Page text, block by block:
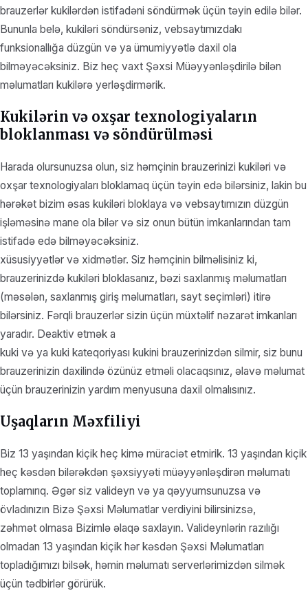
brauzerlər kukilərdən istifadəni söndürmək üçün təyin edilə bilər.
Bununla belə, kukiləri söndürsəniz, vebsaytımızdakı
funksionallığa düzgün və ya ümumiyyətlə daxil ola
bilməyəcəksiniz. Biz heç vaxt Şəxsi Müəyyənləşdirilə bilən
məlumatları kukilərə yerləşdirmərik.
Kukilərin və oxşar texnologiyaların
bloklanması və söndürülməsi
Harada olursunuzsa olun, siz həmçinin brauzerinizi kukiləri və
oxşar texnologiyaları bloklamaq üçün təyin edə bilərsiniz, lakin bu
hərəkət bizim əsas kukiləri bloklaya və vebsaytımızın düzgün
işləməsinə mane ola bilər və siz onun bütün imkanlarından tam
istifadə edə bilməyəcəksiniz.
xüsusiyyətlər və xidmətlər. Siz həmçinin bilməlisiniz ki,
brauzerinizdə kukiləri bloklasanız, bəzi saxlanmış məlumatları
(məsələn, saxlanmış giriş məlumatları, sayt seçimləri) itirə
bilərsiniz. Fərqli brauzerlər sizin üçün müxtəlif nəzarət imkanları
yaradır. Deaktiv etmək a
kuki və ya kuki kateqoriyası kukini brauzerinizdən silmir, siz bunu
brauzerinizin daxilində özünüz etməli olacaqsınız, əlavə məlumat
üçün brauzerinizin yardım menyusuna daxil olmalısınız.
Uşaqların Məxfiliyi
Biz 13 yaşından kiçik heç kimə müraciət etmirik. 13 yaşından kiçik
heç kəsdən bilərəkdən şəxsiyyəti müəyyənləşdirən məlumatı
toplamırıq. Əgər siz valideyn və ya qəyyumsunuzsa və
övladınızın Bizə Şəxsi Məlumatlar verdiyini bilirsinizsə,
zəhmət olmasa Bizimlə əlaqə saxlayın. Valideynlərin razılığı
olmadan 13 yaşından kiçik hər kəsdən Şəxsi Məlumatları
topladığımızı bilsək, həmin məlumatı serverlərimizdən silmək
üçün tədbirlər görürük.